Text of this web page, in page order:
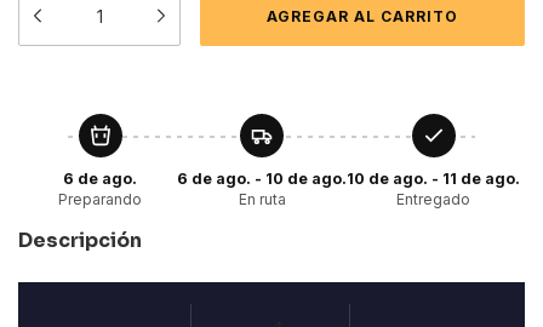
6 de ago.
Preparando
6 de ago. - 10 de ago.
En ruta
10 de ago. - 11 de ago.
Entregado
Descripción